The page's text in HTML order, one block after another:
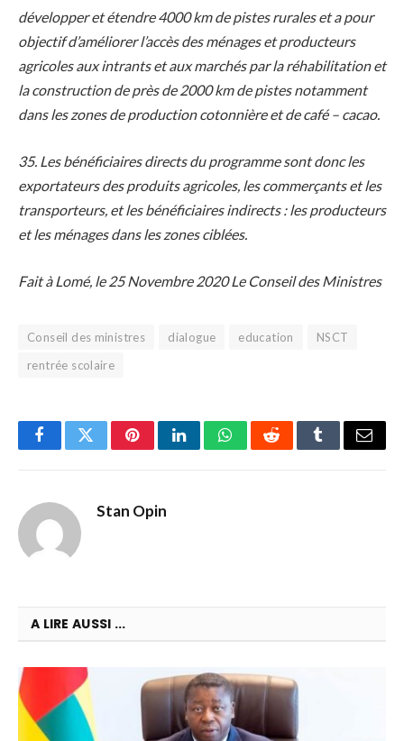
développer et étendre 4000 km de pistes rurales et a pour
objectif d’améliorer l’accès des ménages et producteurs
agricoles aux intrants et aux marchés par la réhabilitation et
la construction de près de 2000 km de pistes notamment
dans les zones de production cotonnière et de café – cacao.
35. Les bénéficiaires directs du programme sont donc les
exportateurs des produits agricoles, les commerçants et les
transporteurs, et les bénéficiaires indirects : les producteurs
et les ménages dans les zones ciblées.
Fait à Lomé, le 25 Novembre 2020 Le Conseil des Ministres
Conseil des ministres dialogue education
NSCT
rentrée scolaire
FacebookTwitterPinterestLinkedInWhatsAppRedditTumblrEmail
Stan Opin
A LIRE AUSSI ...